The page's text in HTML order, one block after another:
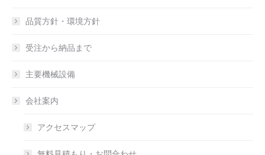
品質方針・環境方針
受注から納品まで
主要機械設備
会社案内
アクセスマップ